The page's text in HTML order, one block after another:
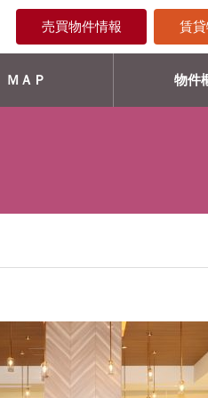
売買物件情報 賃
ＭＡＰ 物件